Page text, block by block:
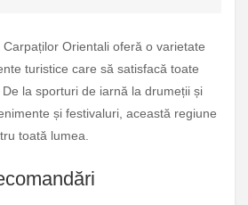
Orientali oferă o varietate
turistice care să satisfacă toate
la sporturi de iarnă la drumeții și
și festivaluri, această regiune
toată lumea.